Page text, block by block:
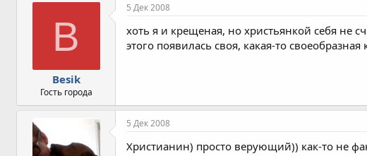
B
Besik
Гость города
5 Дек 2008
хоть я и крещеная, но христьянкой себя не
этого появилась своя, какая-то
5 Дек 2008
Христианин) просто верующий)) как-то не